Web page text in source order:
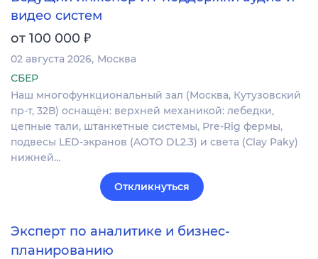
видео систем
от 100 000 ₽
02 августа 2026 Москва
СБЕР
Наш многофункциональный зал (Москва, Кутузовский
пр-т, 32В) оснащён: верхней механикой: лебедки,
цепные тали, штанкетные системы, Pre-Rig фермы,
подвесы LED-экранов (AOTO DL2.3) и света (Clay Paky)
нижней…
Откликнуться
Эксперт по аналитике и бизнес-
планированию